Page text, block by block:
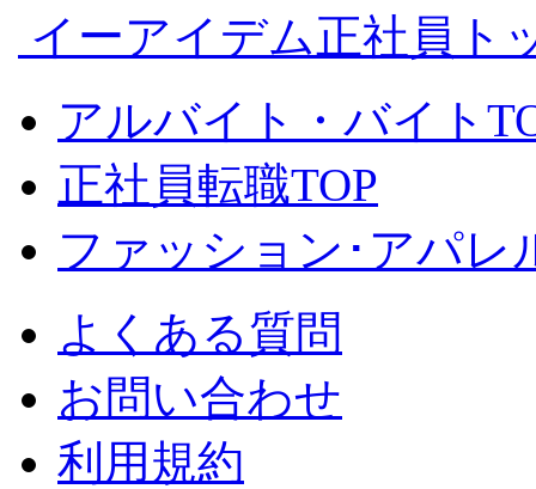
イーアイデム正社員ト
アルバイト・バイト
正社員転職TOP
ファッション･アパレ
よくある質問
お問い合わせ
利用規約